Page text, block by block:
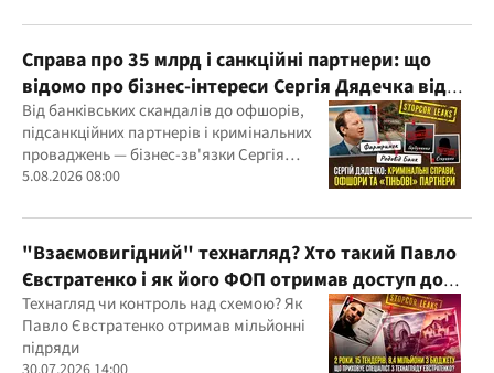
Справа про 35 млрд і санкційні партнери: що
відомо про бізнес-інтереси Сергія Дядечка від
"Родовід Банку" до "ФАРМАСЕЛ"
Від банківських скандалів до офшорів,
підсанкційних партнерів і кримінальних
проваджень — бізнес-зв'язки Сергія
Дядечка й досі простягаються через
5.08.2026 08:00
"Взаємовигідний" технагляд? Хто такий Павло
Євстратенко і як його ФОП отримав доступ до
бюджетних мільйонів?
Технагляд чи контроль над схемою? Як
Павло Євстратенко отримав мільйонні
підряди